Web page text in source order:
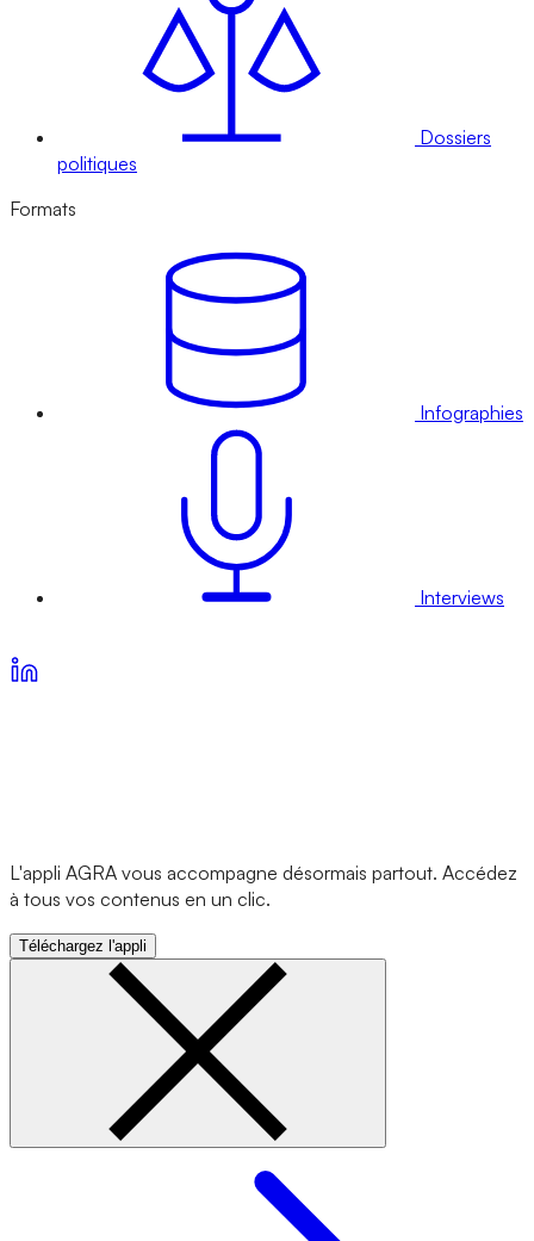
Dossiers
politiques
Formats
Infographies
Interviews
L'appli AGRA vous accompagne désormais partout. Accédez
à tous vos contenus en un clic.
Téléchargez l'appli